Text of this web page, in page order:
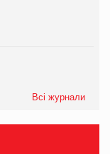
Всі журнали